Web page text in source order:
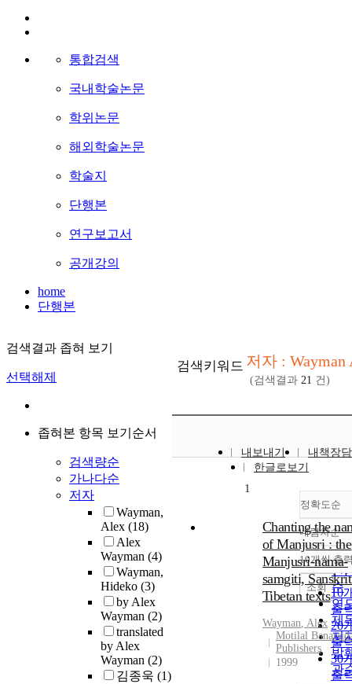
통합검색
국내학술논문
학위논문
해외학술논문
학술지
단행본
연구보고서
공개강의
home
단행본
검색결과 좁혀 보기
선택해제
좁혀본 항목 보기순서
검색량순
가나다순
저자
Wayman,
Alex (18)
Alex
Wayman (4)
Wayman,
Hideko (3)
by Alex
Wayman (2)
translated
by Alex
Wayman (2)
김종욱 (1)
검색키워드 저자 : Wayman
(검색결과 21 건)
내보내기
내책장
한글로보기
정확도순
정
순
인
순
연
제
저
발
관
내림차순
내
10개씩 출
10
출
20
출
30
출
조회
1
Chanting the
of Manjusri : the
Manjusri-nama-
samgiti,
Tibetan texts
Wayman, Alex
Motilal
Publishers
1999